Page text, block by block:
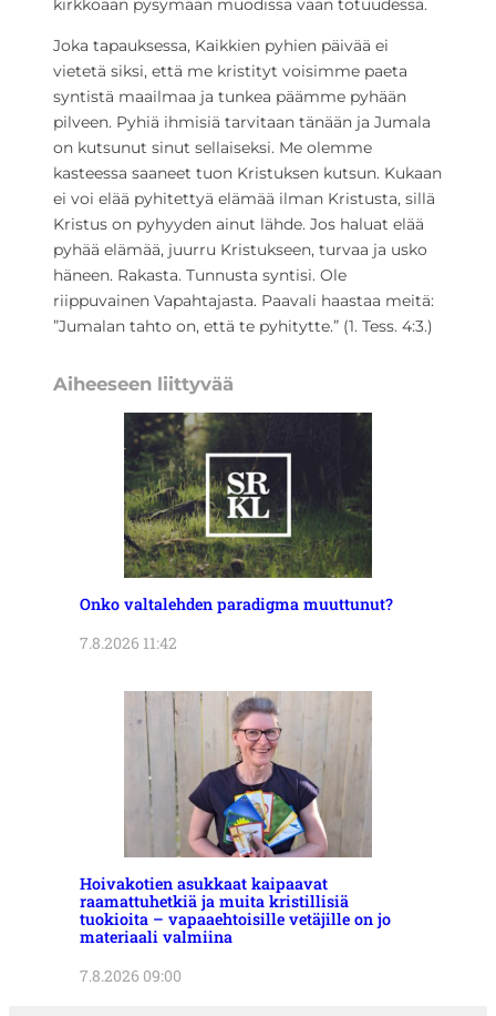
kirkkoaan pysymään muodissa vaan totuudessa.
Joka tapauksessa, Kaikkien pyhien päivää ei
vietetä siksi, että me kristityt voisimme paeta
syntistä maailmaa ja tunkea päämme pyhään
pilveen. Pyhiä ihmisiä tarvitaan tänään ja Jumala
on kutsunut sinut sellaiseksi. Me olemme
kasteessa saaneet tuon Kristuksen kutsun. Kukaan
ei voi elää pyhitettyä elämää ilman Kristusta, sillä
Kristus on pyhyyden ainut lähde. Jos haluat elää
pyhää elämää, juurru Kristukseen, turvaa ja usko
häneen. Rakasta. Tunnusta syntisi. Ole
riippuvainen Vapahtajasta. Paavali haastaa meitä:
”Jumalan tahto on, että te pyhitytte.” (1. Tess. 4:3.)
Aiheeseen liittyvää
Onko valtalehden paradigma muuttunut?
7.8.2026 11:42
Hoivakotien asukkaat kaipaavat
raamattuhetkiä ja muita kristillisiä
tuokioita – vapaaehtoisille vetäjille on jo
materiaali valmiina
7.8.2026 09:00